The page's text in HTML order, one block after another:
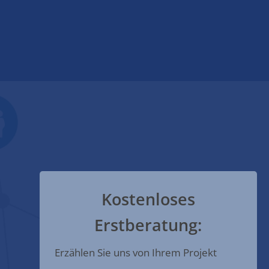
Kostenloses
Erstberatung:
Erzählen Sie uns von Ihrem Projekt